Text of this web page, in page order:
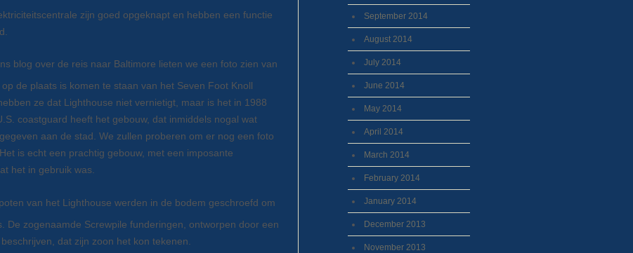
zijn goed opgeknapt en hebben een functie
blog over de reis naar Baltimore lieten we een foto zien van
de plaats is komen te staan van het Seven Foot Knoll
ze dat Lighthouse niet vernietigt, maar is het in 1988
coastguard heeft het gebouw, dat inmiddels nogal wat
aan de stad. We zullen proberen om er nog een foto
is echt een prachtig gebouw, met een imposante
het in gebruik was.
van het Lighthouse werden in de bodem geschroefd om
De zogenaamde Screwpile funderingen, ontworpen door een
dat zijn zoon het kon tekenen.
September 2014
August 2014
July 2014
June 2014
May 2014
April 2014
March 2014
February 2014
January 2014
December 2013
November 2013